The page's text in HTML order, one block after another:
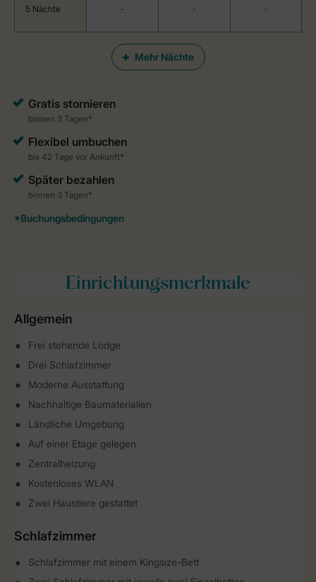
Mehr Nächte
5 Nächte - - -
Einrichtungsmerkmale
Allgemein
Frei stehende Lodge
Drei Schlafzimmer
Moderne Ausstattung
Nachhaltige Baumaterialien
Ländliche Umgebung
Auf einer Etage gelegen
Zentralheizung
Kostenloses WLAN
Zwei Haustiere gestattet
Schlafzimmer
Schlafzimmer mit einem Kingsize-Bett